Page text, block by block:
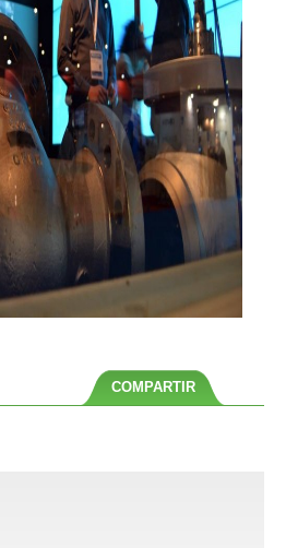
COMPARTIR